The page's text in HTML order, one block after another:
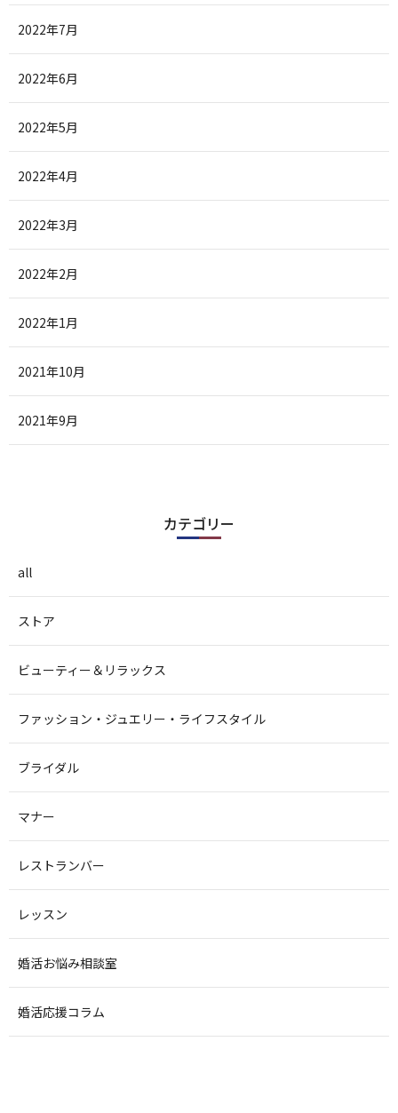
2022年7月
2022年6月
2022年5月
2022年4月
2022年3月
2022年2月
2022年1月
2021年10月
2021年9月
カテゴリー
all
ストア
ビューティー＆リラックス
ファッション・ジュエリー・ライフスタイル
ブライダル
マナー
レストランバー
レッスン
婚活お悩み相談室
婚活応援コラム